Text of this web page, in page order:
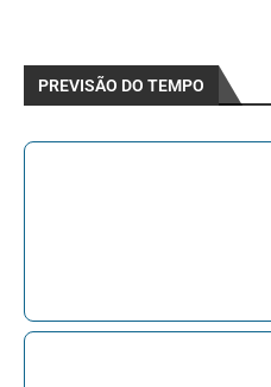
PREVISÃO DO TEMPO